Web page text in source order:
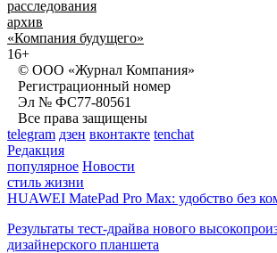
расследования
архив
«Компания будущего»
16+
© ООО «Журнал Компания»
Регистрационный номер
Эл № ФС77-80561
Все права защищены
telegram дзен вконтакте tenchat
Редакция
популярное Новости
стиль жизни
HUAWEI MatePad Pro Max: удобство без
Результаты тест-драйва нового
дизайнерского планшета